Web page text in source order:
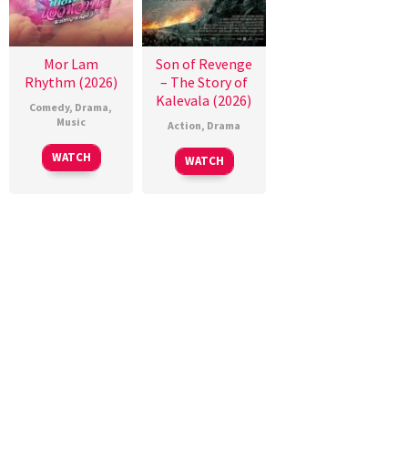
Mor Lam
Rhythm (2026)
Comedy, Drama,
Music
WATCH
Son of Revenge
– The Story of
Kalevala (2026)
Action, Drama
WATCH